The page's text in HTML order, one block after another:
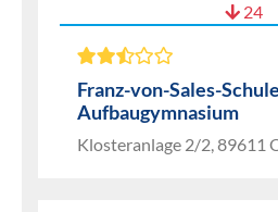
24
Franz-von-Sales-Schule
Aufbaugymnasium
Klosteranlage 2/2, 89611